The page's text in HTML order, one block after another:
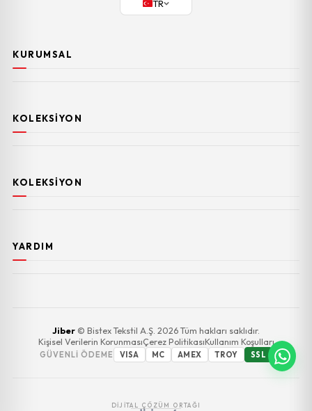
TR
KURUMSAL
KOLEKSIYON
KOLEKSIYON
YARDIM
Jiber © Bistex Tekstil A.Ş. 2026 Tüm hakları saklıdır.
Kişisel Verilerin KorunmasıÇerez PolitikasıKullanım Koşulları
GÜVENLI ÖDEME VISA MC AMEX TROY SSL
DIJITAL ÇÖZÜM ORTAĞI